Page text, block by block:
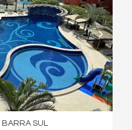
BARRA SUL